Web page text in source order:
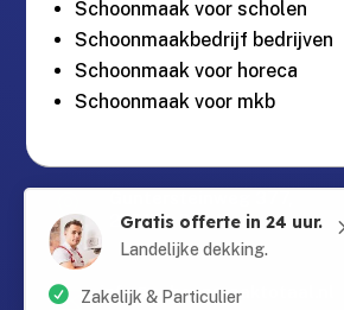
Schoonmaak voor scholen
Schoonmaakbedrijf bedrijven
Schoonmaak voor horeca
Schoonmaak voor mkb
2531KA Den Haag
 info@schoonmaaktotaal.nl
Landelijke dekking.
Zakelijk & Particulier
Bereikbaar via Whatsapp